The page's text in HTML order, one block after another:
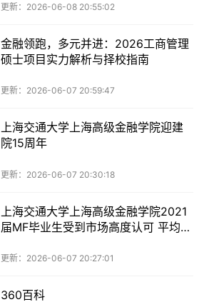
更新：2026-06-08 20:55:02
金融领跑，多元并进：2026工商管理
硕士项目实力解析与择校指南
更新：2026-06-07 20:59:47
上海交通大学上海高级金融学院迎建
院15周年
更新：2026-06-07 20:30:18
上海交通大学上海高级金融学院2021
届MF毕业生受到市场高度认可 平均年
更新：2026-06-07 20:27:01
360百科